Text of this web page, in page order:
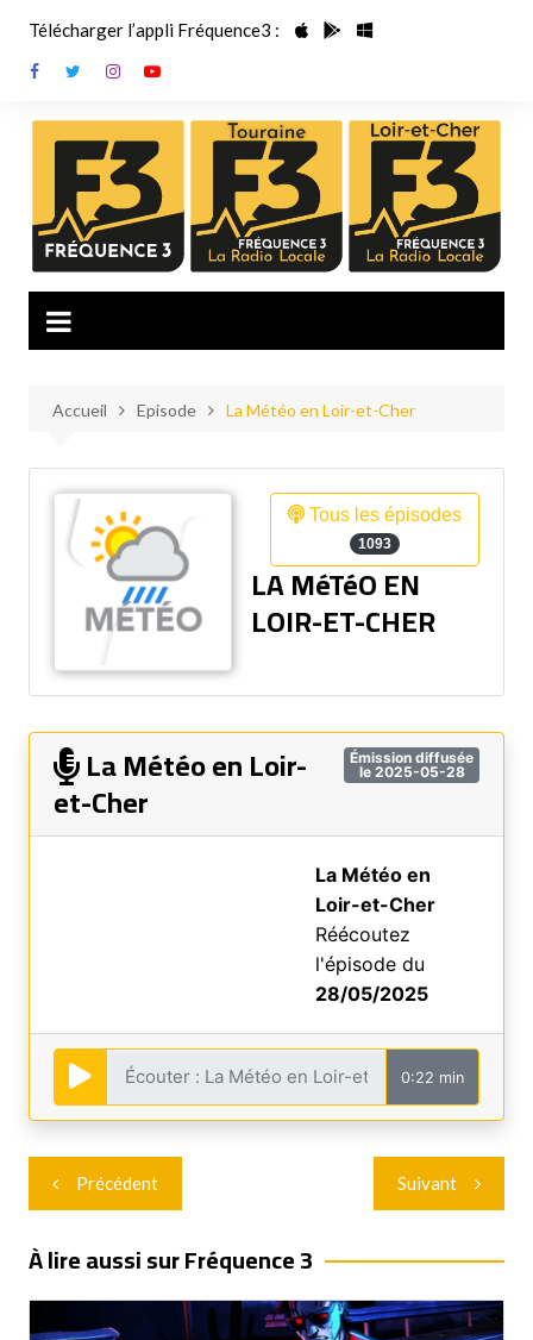
contenu
Télécharger l’appli Fréquence3 :
Accueil Episode La Météo en Loir-et-Cher
Tous les épisodes
1093
LA MéTéO EN
LOIR-ET-CHER
Émission diffusée
le 2025-05-28
La Météo en Loir-
et-Cher
La Météo en
Loir-et-Cher
Réécoutez
l'épisode du
28/05/2025
0:22 min
Navigation
de
l’article
Précédent Suivant
À lire aussi sur Fréquence 3